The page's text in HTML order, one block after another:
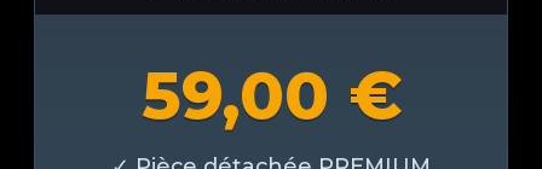
59,00 €